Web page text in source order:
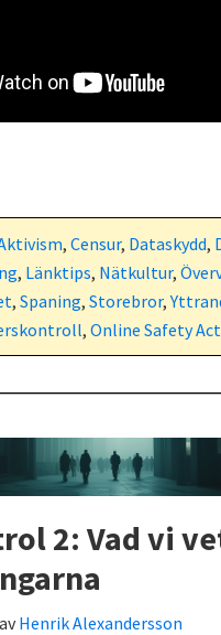
, Censur, Dataskydd,
, Länktips, Nätkultur,
, Spaning, Storebror,
, Online Safety Act
2: Vad vi
avHenrik Alexandersson